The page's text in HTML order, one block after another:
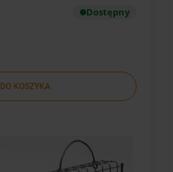
Dostępny
DO KOSZYKA